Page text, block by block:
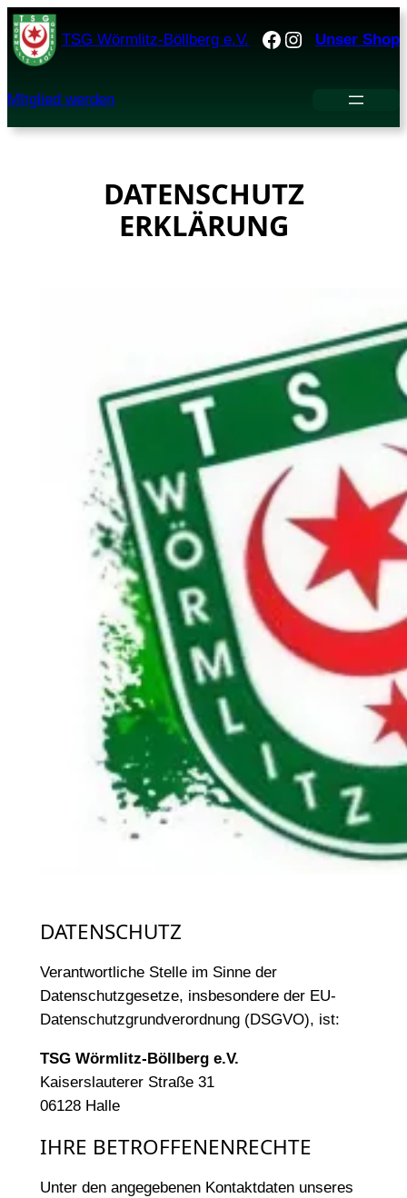
Zum
Inhalt
springen
TSG Wörmlitz-Böllberg e.V. Facebook
Instagram
Unser Shop
MItglied werden
DATENSCHUTZ
ERKLÄRUNG
DATENSCHUTZ
Verantwortliche Stelle im Sinne der
Datenschutzgesetze, insbesondere der EU-
Datenschutzgrundverordnung (DSGVO), ist:
TSG Wörmlitz-Böllberg e.V.
Kaiserslauterer Straße 31
06128 Halle
IHRE BETROFFENENRECHTE
Unter den angegebenen Kontaktdaten unseres